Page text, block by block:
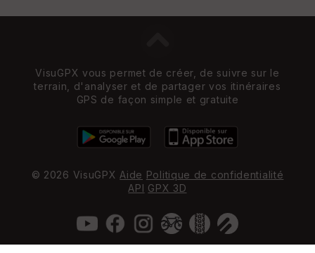
VisuGPX vous permet de créer, de suivre sur le
terrain, d'analyser et de partager vos itinéraires
GPS de façon simple et gratuite
© 2026 VisuGPX Aide Politique de confidentialité
API GPX 3D